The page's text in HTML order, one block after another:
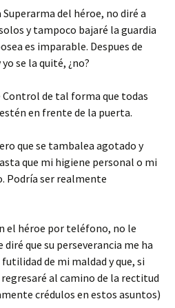
del héroe, no diré a
y tampoco bajaré la guardia
es imparable. Despues de
se la quité, ¿no?
Control de tal forma que todas
en frente de la puerta.
que se tambalea agotado y
que mi higiene personal o mi
Podría ser realmente
el héroe por teléfono, no le
diré que su perseverancia me ha
de mi maldad y que, si
al camino de la rectitud
crédulos en estos asuntos)